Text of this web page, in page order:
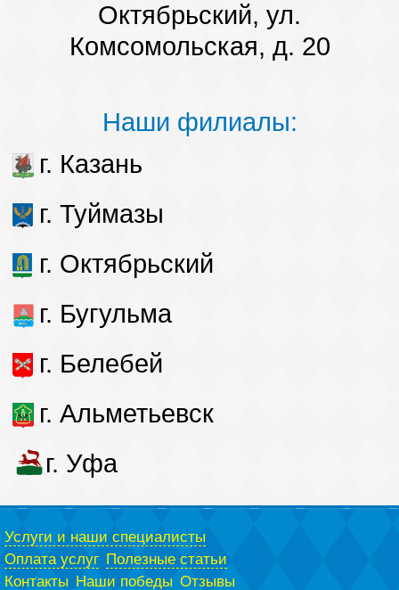
Октябрьский, ул.
Комсомольская, д. 20
Наши филиалы:
г. Казань
г. Туймазы
г. Октябрьский
г. Бугульма
г. Белебей
г. Альметьевск
г. Уфа
Услуги и наши специалисты
Оплата услуг Полезные статьи
Контакты Наши победы Отзывы